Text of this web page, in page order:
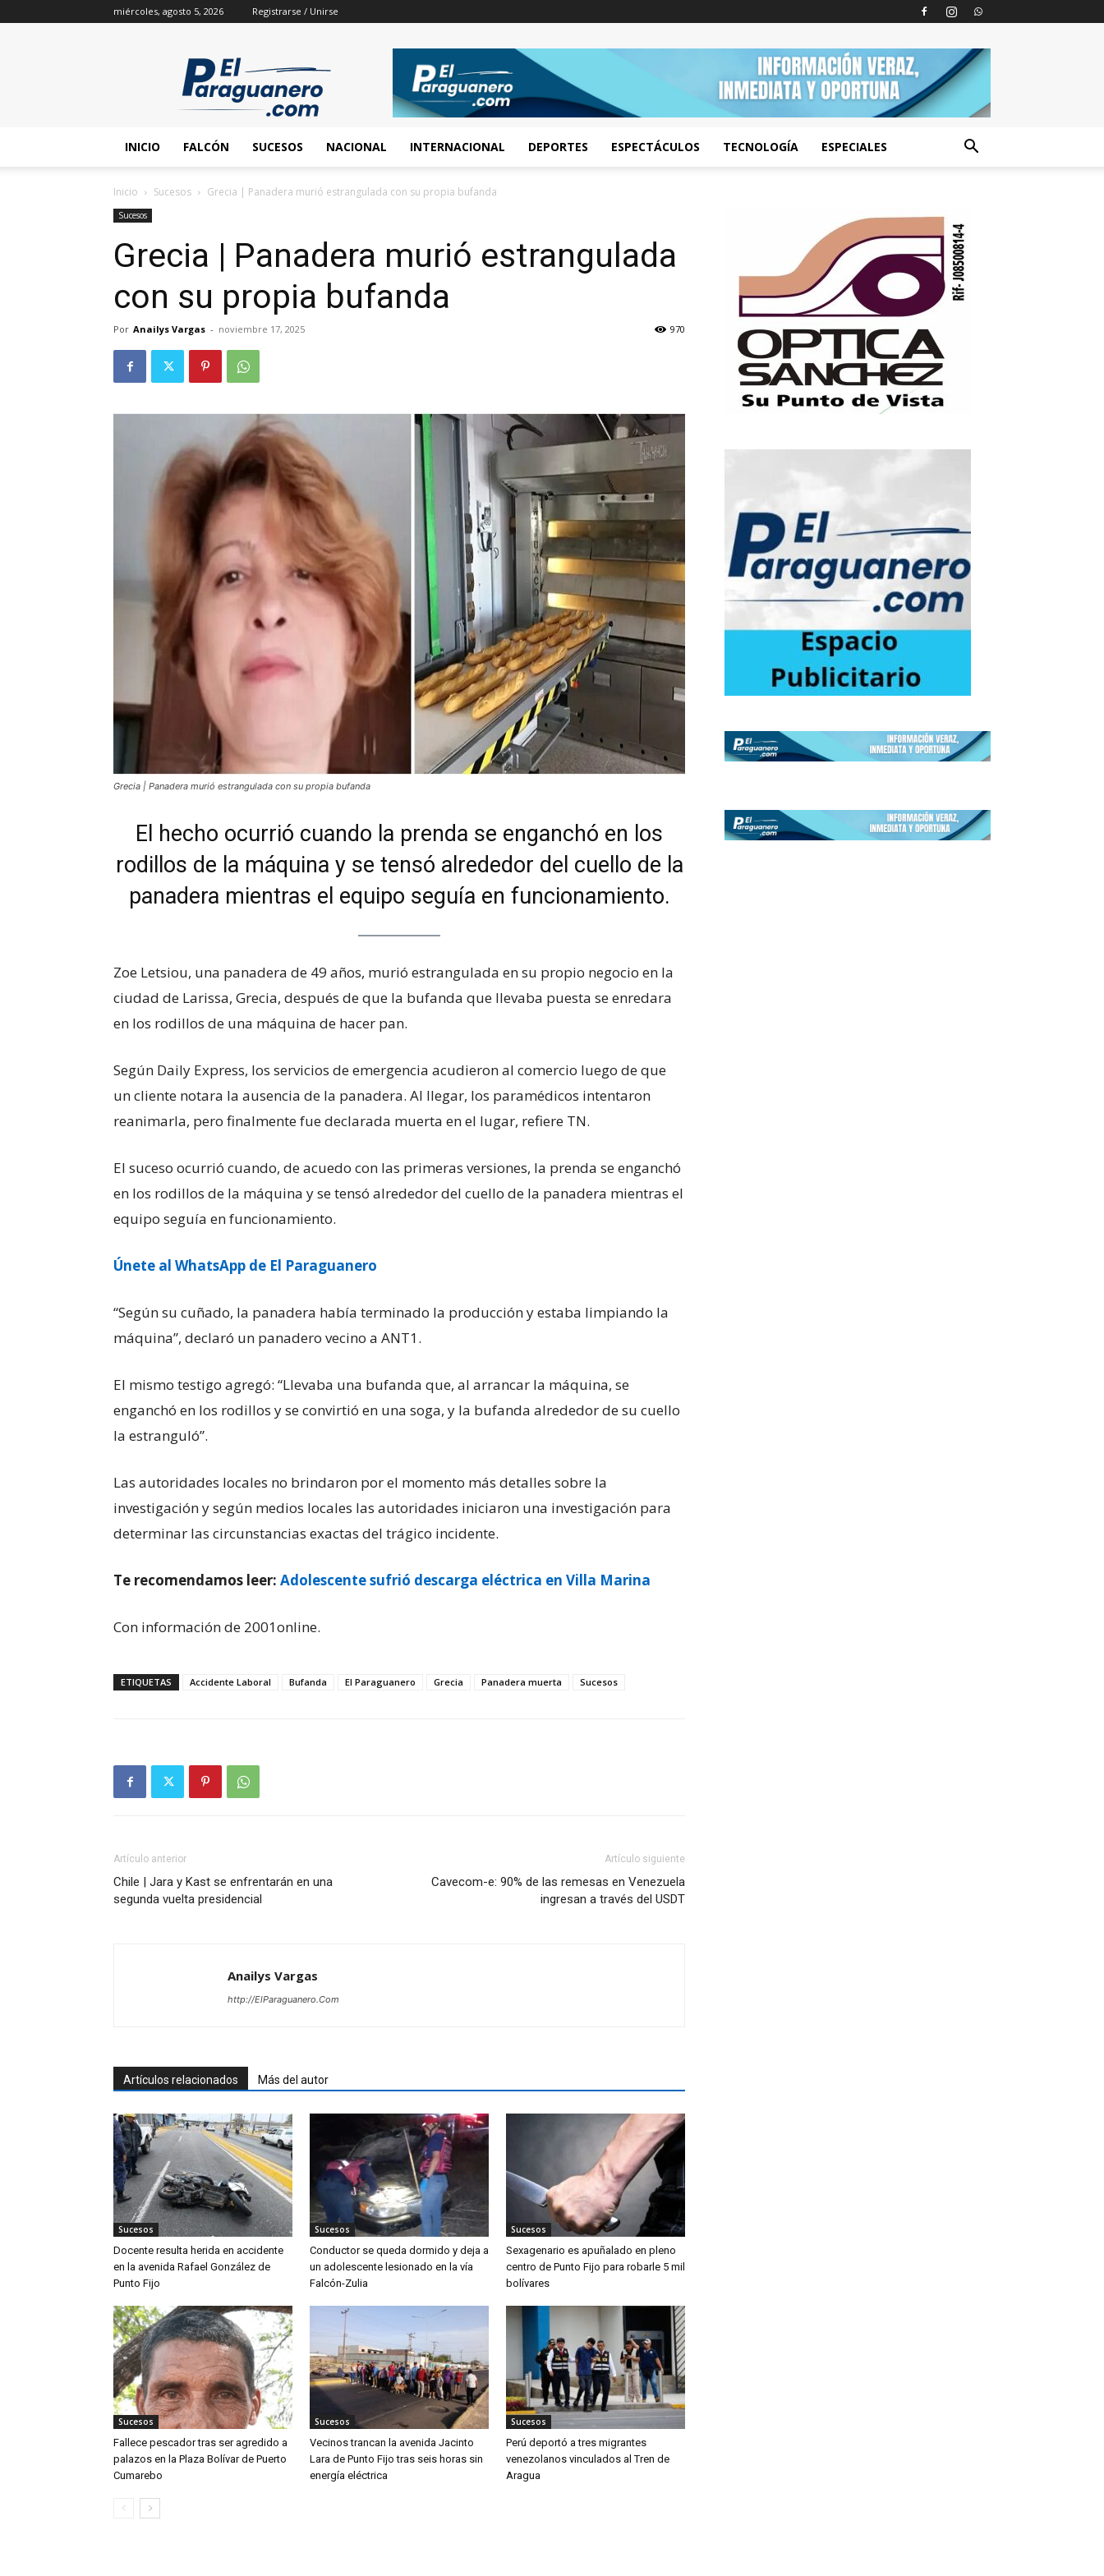
miércoles, agosto 5, 2026 Registrarse / Unirse
INICIO FALCÓN SUCESOS NACIONAL INTERNACIONAL DEPORTES ESPECTÁCULOS TECNOLOGÍA ESPECIALES
Inicio Sucesos Grecia | Panadera murió estrangulada con su propia bufanda
Sucesos
Grecia | Panadera murió estrangulada
con su propia bufanda
Por Anailys Vargas - noviembre 17, 2025 970
Grecia | Panadera murió estrangulada con su propia bufanda
El hecho ocurrió cuando la prenda se enganchó en los
rodillos de la máquina y se tensó alrededor del cuello de la
panadera mientras el equipo seguía en funcionamiento.
Zoe Letsiou, una panadera de 49 años, murió estrangulada en su propio negocio en la
ciudad de Larissa, Grecia, después de que la bufanda que llevaba puesta se enredara
en los rodillos de una máquina de hacer pan.
Según Daily Express, los servicios de emergencia acudieron al comercio luego de que
un cliente notara la ausencia de la panadera. Al llegar, los paramédicos intentaron
reanimarla, pero finalmente fue declarada muerta en el lugar, refiere TN.
El suceso ocurrió cuando, de acuedo con las primeras versiones, la prenda se enganchó
en los rodillos de la máquina y se tensó alrededor del cuello de la panadera mientras el
equipo seguía en funcionamiento.
Únete al WhatsApp de El Paraguanero
“Según su cuñado, la panadera había terminado la producción y estaba limpiando la
máquina”, declaró un panadero vecino a ANT1.
El mismo testigo agregó: “Llevaba una bufanda que, al arrancar la máquina, se
enganchó en los rodillos y se convirtió en una soga, y la bufanda alrededor de su cuello
la estranguló”.
Las autoridades locales no brindaron por el momento más detalles sobre la
investigación y según medios locales las autoridades iniciaron una investigación para
determinar las circunstancias exactas del trágico incidente.
Te recomendamos leer: Adolescente sufrió descarga eléctrica en Villa Marina
Con información de 2001online.
ETIQUETAS Accidente Laboral Bufanda El Paraguanero Grecia Panadera muerta Sucesos
Artículo anterior
Chile | Jara y Kast se enfrentarán en una
segunda vuelta presidencial
Artículo siguiente
Cavecom-e: 90% de las remesas en Venezuela
ingresan a través del USDT
Anailys Vargas
http://ElParaguanero.Com
Artículos relacionados Más del autor
Sucesos
Docente resulta herida en accidente
en la avenida Rafael González de
Punto Fijo
Sucesos
Conductor se queda dormido y deja a
un adolescente lesionado en la vía
Falcón-Zulia
Sucesos
Sexagenario es apuñalado en pleno
centro de Punto Fijo para robarle 5 mil
bolívares
Sucesos
Fallece pescador tras ser agredido a
palazos en la Plaza Bolívar de Puerto
Cumarebo
Sucesos
Vecinos trancan la avenida Jacinto
Lara de Punto Fijo tras seis horas sin
energía eléctrica
Sucesos
Perú deportó a tres migrantes
venezolanos vinculados al Tren de
Aragua